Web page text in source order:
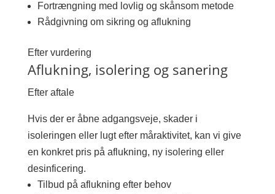
Fortrængning med lovlig og skånsom metode
Rådgivning om sikring og aflukning
Efter vurdering
Aflukning, isolering og sanering
Efter aftale
Hvis der er åbne adgangsveje, skader i
isoleringen eller lugt efter måraktivitet, kan vi give
en konkret pris på aflukning, ny isolering eller
desinficering.
Tilbud på aflukning efter behov